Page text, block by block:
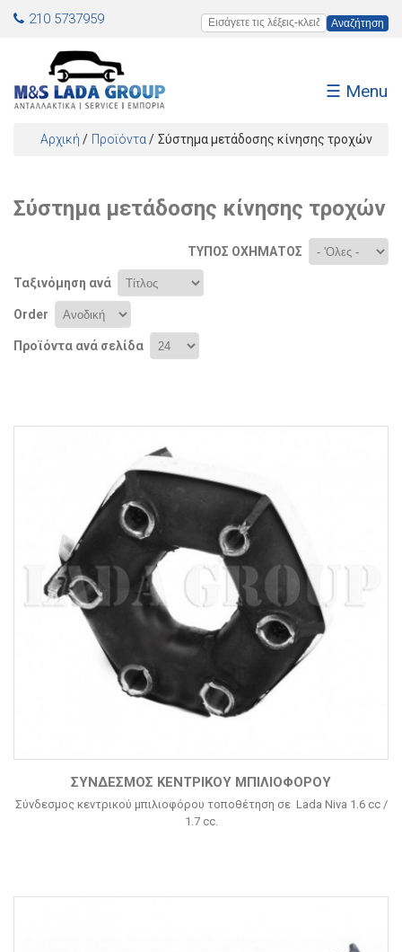
Jump to navigation
210 5737959 Εισάγετε τις λέξεις-κλειδιά
☰ Menu
Είστε εδώ
Αρχική / Προϊόντα / Σύστημα μετάδοσης κίνησης τροχών
Σύστημα μετάδοσης κίνησης τροχών
ΤΎΠΟΣ ΟΧΉΜΑΤΟΣ
Ταξινόμηση ανά
Order
Προϊόντα ανά σελίδα
ΣΎΝΔΕΣΜΟΣ ΚΕΝΤΡΙΚΟΎ ΜΠΙΛΙΟΦΌΡΟΥ
Σύνδεσμος κεντρικού μπιλιοφόρου τοποθέτηση σε Lada Niva 1.6 cc /
1.7 cc.